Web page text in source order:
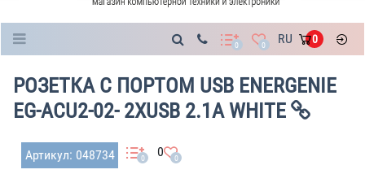
0 0 RU 0
РОЗЕТКА С ПОРТОМ USB ENERGENIE
EG-ACU2-02- 2XUSB 2.1A WHITE
Артикул: 048734 0 0 0